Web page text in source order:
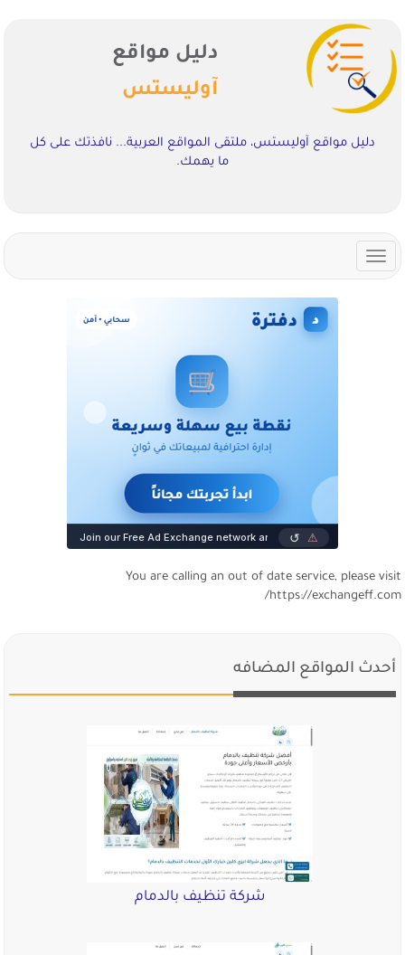
دليل مواقع
آوليستس
دليل مواقع آوليستس، ملتقى المواقع العربية... نافذتك على كل
ما يهمك.
Toggle
navigation
You are calling an out of date service, please visit
https://exchangeff.com/
أحدث المواقع المضافه
شركة تنظيف بالدمام